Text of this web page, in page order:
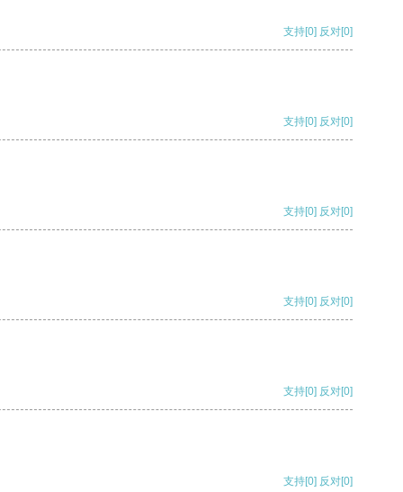
支持[0] 反对[0]
支持[0] 反对[0]
支持[0] 反对[0]
支持[0] 反对[0]
支持[0] 反对[0]
支持[0] 反对[0]